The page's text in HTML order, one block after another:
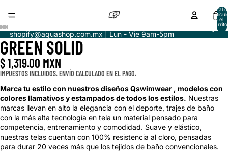
Total
en el
0
shopify@aquashop.com.mx | Lun - Vie 9am-5pm
ABRIR
IMAGEN
A
PANTALLA
ABRIR
IMAGEN
A
PANTALLA
ABRIR
IMAGEN
A
PANTALLA
ABRIR
IMAGEN
A
PANTALLA
ABRIR
IMAGEN
A
PANTALLA
GREEN SOLID
$ 1,319.00 MXN
IMPUESTOS INCLUIDOS. ENVÍO CALCULADO EN EL PAGO.
Marca tu estilo con nuestros diseños Qswimwear , modelos con
colores llamativos y estampados de todos los estilos. Nuestras
marcas llevan en alto la elegancia con el deporte, trajes de baño
con la más alta tecnología en tela un material pensado para
competencia, entrenamiento y comodidad. Suave y elástico,
nuestras telas cuentan con 100% resistencia al cloro, pensadas
para durar 20 veces más que los tejidos de baño convencionales.